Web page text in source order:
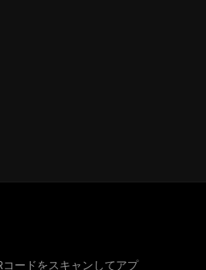
コードをスキャンしてアプ